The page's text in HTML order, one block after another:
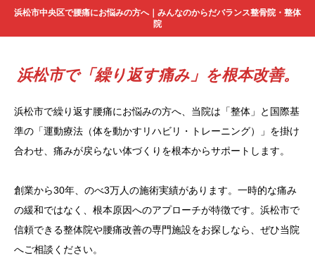
浜松市中央区で腰痛にお悩みの方へ｜みんなのからだバランス整骨院・整体
院
浜松市で「繰り返す痛み」を根本改善。
浜松市で繰り返す腰痛にお悩みの方へ、当院は「整体」と国際基
準の「運動療法（体を動かすリハビリ・トレーニング）」を掛け
合わせ、痛みが戻らない体づくりを根本からサポートします。
創業から30年、のべ3万人の施術実績があります。一時的な痛み
の緩和ではなく、根本原因へのアプローチが特徴です。浜松市で
信頼できる整体院や腰痛改善の専門施設をお探しなら、ぜひ当院
へご相談ください。